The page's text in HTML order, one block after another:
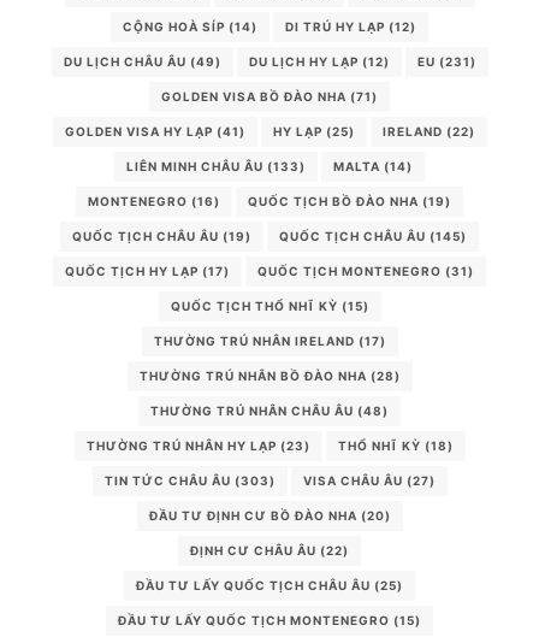
CỘNG HOÀ SÍP (14) DI TRÚ HY LẠP (12)
DU LỊCH CHÂU ÂU (49) DU LỊCH HY LẠP (12) EU (231)
GOLDEN VISA BỒ ĐÀO NHA (71)
GOLDEN VISA HY LẠP (41) HY LẠP (25) IRELAND (22)
LIÊN MINH CHÂU ÂU (133) MALTA (14)
MONTENEGRO (16) QUỐC TỊCH BỒ ĐÀO NHA (19)
QUỐC TỊCH CHÂU ÂU (19) QUỐC TỊCH CHÂU ÂU (145)
QUỐC TỊCH HY LẠP (17) QUỐC TỊCH MONTENEGRO (31)
QUỐC TỊCH THỔ NHĨ KỲ (15)
THƯỜNG TRÚ NHÂN IRELAND (17)
THƯỜNG TRÚ NHÂN BỒ ĐÀO NHA (28)
THƯỜNG TRÚ NHÂN CHÂU ÂU (48)
THƯỜNG TRÚ NHÂN HY LẠP (23) THỔ NHĨ KỲ (18)
TIN TỨC CHÂU ÂU (303) VISA CHÂU ÂU (27)
ĐẦU TƯ ĐỊNH CƯ BỒ ĐÀO NHA (20)
ĐỊNH CƯ CHÂU ÂU (22)
ĐẦU TƯ LẤY QUỐC TỊCH CHÂU ÂU (25)
ĐẦU TƯ LẤY QUỐC TỊCH MONTENEGRO (15)